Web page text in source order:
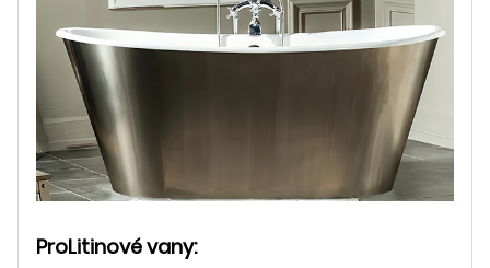
ProLitinové vany: